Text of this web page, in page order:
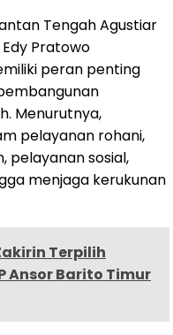
Tengah Agustiar
Pratowo
peran penting
Menurutnya,
pelayanan rohani,
pelayanan sosial,
menjaga kerukunan
Terpilih
Ansor Barito Timur